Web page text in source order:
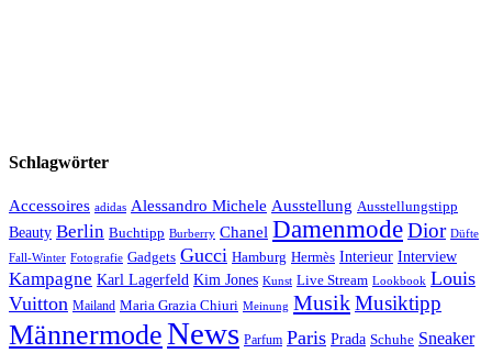
Schlagwörter
Accessoires adidas Alessandro Michele Ausstellung Ausstellungstipp
Beauty Berlin Buchtipp Burberry Chanel DamenmodeDior Düfte
Fall-Winter Fotografie Gadgets Gucci Hamburg Hermès Interieur Interview
Kampagne Karl Lagerfeld Kim Jones Kunst Live Stream Lookbook Louis
Vuitton Mailand Maria Grazia Chiuri Meinung MusikMusiktipp
MännermodeNews Parfum Paris Prada Schuhe Sneaker